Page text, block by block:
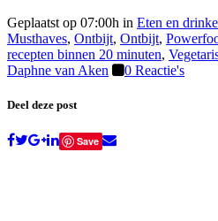
Geplaatst op 07:00h in Eten en
Musthaves, Ontbijt, Ontbijt,
recepten binnen 20 minuten,
Daphne van Aken
0 Reactie's
Deel deze post
Save